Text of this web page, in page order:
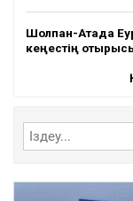
Шолпан-Атада
кеңестің